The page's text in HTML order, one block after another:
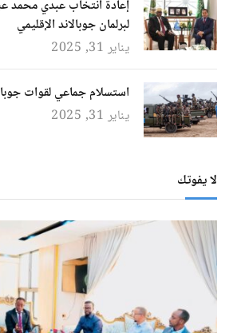
إعادة انتخاب عبدي محمد
لبرلمان جوبالاند الإقليمي
يناير 31, 2025
استسلام جماعي لقوات
يناير 31, 2025
لا يفوتك